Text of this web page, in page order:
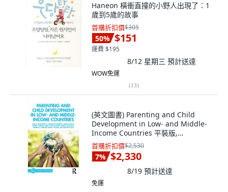
Haneon 橫衝直撞的小野人出現了：1
歲到5歲的故事
首購折扣價$305
50% $151
運費 $195
8/12 星期三 預計送達
WOW免運
(13)
(英文圖書) Parenting and Child
Development in Low- and Middle-
Income Countries 平裝版,
Routledge, 英文
首購折扣價$2,530
7% $2,330
8/19 預計送達
免運